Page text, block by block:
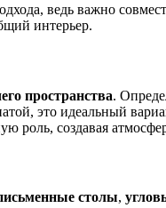
ведь важно
интерьер.
пространства.
это идеальный
роль, создавая
столы,